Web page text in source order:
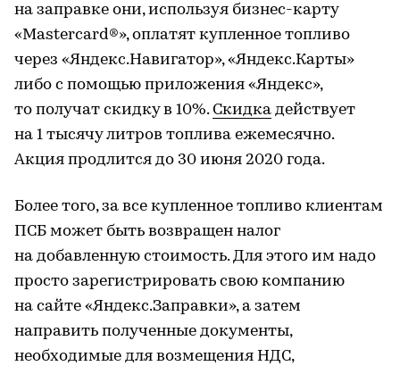
на заправке они, используя бизнес-карту
«Mastercard®», оплатят купленное топливо
через «Яндекс.Навигатор», «Яндекс.Карты»
либо с помощью приложения «Яндекс»,
то получат скидку в 10%. Скидка действует
на 1 тысячу литров топлива ежемесячно.
Акция продлится до 30 июня 2020 года.
Более того, за все купленное топливо клиентам
ПСБ может быть возвращен налог
на добавленную стоимость. Для этого им надо
просто зарегистрировать свою компанию
на сайте «Яндекс.Заправки», а затем
направить полученные документы,
необходимые для возмещения НДС,